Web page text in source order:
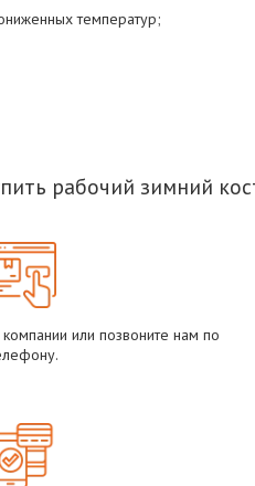
температур;
рабочий зимний
или позвоните нам по